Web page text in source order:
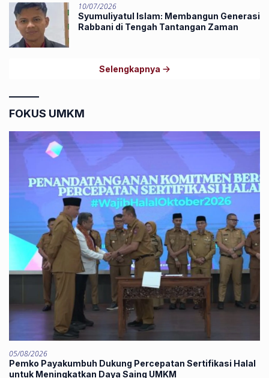
10/07/2026
Syumuliyatul Islam: Membangun Generasi
Rabbani di Tengah Tantangan Zaman
Selengkapnya
FOKUS UMKM
05/08/2026
Pemko Payakumbuh Dukung Percepatan Sertifikasi Halal
untuk Meningkatkan Daya Saing UMKM